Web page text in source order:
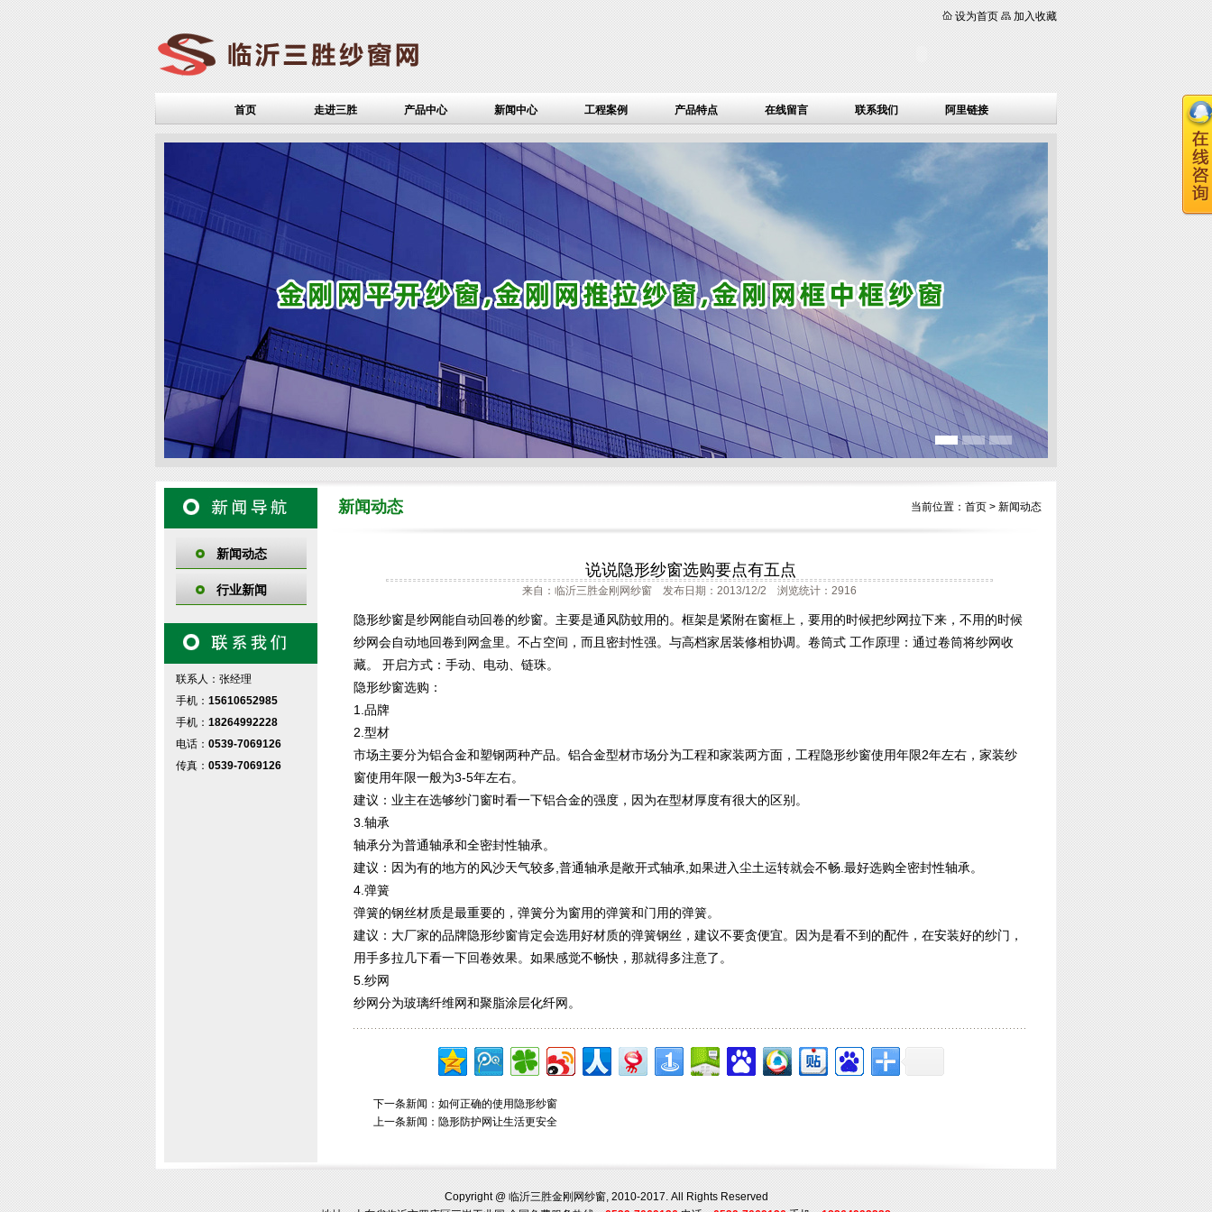
设为首页 加入收藏
首页 走进三胜 产品中心 新闻中心 工程案例 产品特点 在线留言 联系我们 阿里链接
新闻动态
行业新闻
联系人：张经理
手机： 15610652985
手机： 18264992228
电话： 0539-7069126
传真： 0539-7069126
新闻动态 当前位置： 首页> 新闻动态
说说隐形纱窗选购要点有五点
来自：临沂三胜金刚网纱窗 发布日期：2013/12/2 浏览统计：2916
隐形纱窗是纱网能自动回卷的纱窗。主要是通风防蚊用的。框架是紧附在窗框上，要用的时候把纱网拉下来，不用的时候
纱网会自动地回卷到网盒里。不占空间，而且密封性强。与高档家居装修相协调。卷筒式 工作原理：通过卷筒将纱网收
藏。 开启方式：手动、电动、链珠。
隐形纱窗选购：
1.品牌
2.型材
市场主要分为铝合金和塑钢两种产品。铝合金型材市场分为工程和家装两方面，工程隐形纱窗使用年限2年左右，家装纱
窗使用年限一般为3-5年左右。
建议：业主在选够纱门窗时看一下铝合金的强度，因为在型材厚度有很大的区别。
3.轴承
轴承分为普通轴承和全密封性轴承。
建议：因为有的地方的风沙天气较多,普通轴承是敞开式轴承,如果进入尘土运转就会不畅.最好选购全密封性轴承。
4.弹簧
弹簧的钢丝材质是最重要的，弹簧分为窗用的弹簧和门用的弹簧。
建议：大厂家的品牌隐形纱窗肯定会选用好材质的弹簧钢丝，建议不要贪便宜。因为是看不到的配件，在安装好的纱门，
用手多拉几下看一下回卷效果。如果感觉不畅快，那就得多注意了。
5.纱网
纱网分为玻璃纤维网和聚脂涂层化纤网。
下一条新闻： 如何正确的使用隐形纱窗
上一条新闻： 隐形防护网让生活更安全
Copyright @ 临沂三胜金刚网纱窗, 2010-2017. All Rights Reserved